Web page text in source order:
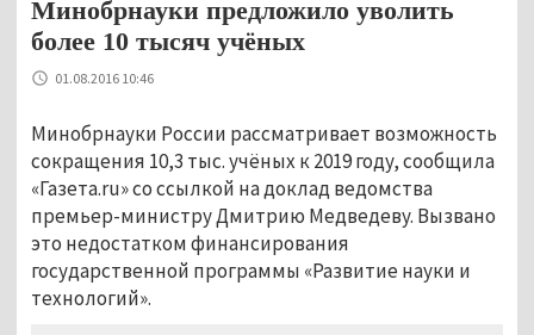
Минобрнауки предложило уволить
более 10 тысяч учёных
01.08.2016 10:46
Минобрнауки России рассматривает возможность
сокращения 10,3 тыс. учёных к 2019 году, сообщила
«Газета.ru» со ссылкой на доклад ведомства
премьер-министру Дмитрию Медведеву. Вызвано
это недостатком финансирования
государственной программы «Развитие науки и
технологий».